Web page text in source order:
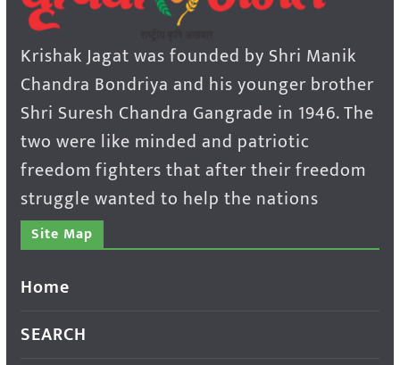
Krishak Jagat was founded by Shri Manik
Chandra Bondriya and his younger brother
Shri Suresh Chandra Gangrade in 1946. The
two were like minded and patriotic
freedom fighters that after their freedom
struggle wanted to help the nations
Site Map
Home
SEARCH